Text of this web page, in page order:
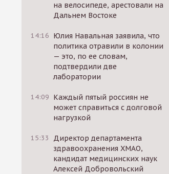
на велосипеде, арестовали на
Дальнем Востоке
14:16 Юлия Навальная заявила, что
политика отравили в колонии
— это, по ее словам,
подтвердили две
лаборатории
14:09 Каждый пятый россиян не
может справиться с долговой
нагрузкой
15:33
Директор департамента
здравоохранения ХМАО,
кандидат медицинских наук
Алексей Добровольский